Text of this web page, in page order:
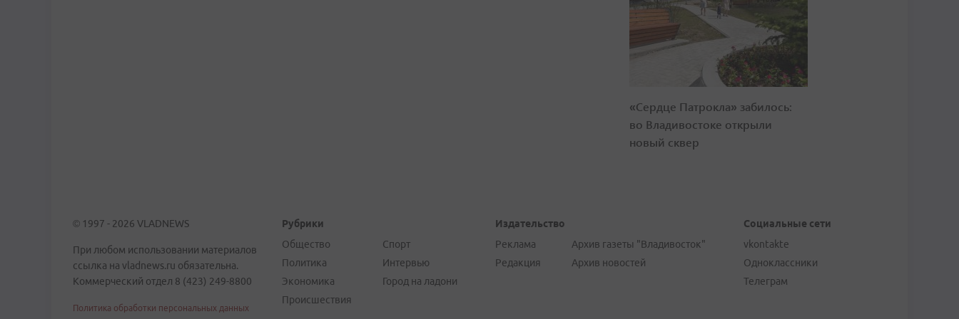
«Сердце Патрокла» забилось:
во Владивостоке открыли
новый сквер
© 1997 - 2026 VLADNEWS
При любом использовании материалов
ссылка на vladnews.ru обязательна.
Коммерческий отдел 8 (423) 249-8800
Политика обработки персональных данных
Рубрики
Общество
Политика
Экономика
Происшествия
Спорт
Интервью
Город на ладони
Издательство
Реклама
Редакция
Архив газеты "Владивосток"
Архив новостей
Социальные сети
vkontakte
Одноклассники
Телеграм